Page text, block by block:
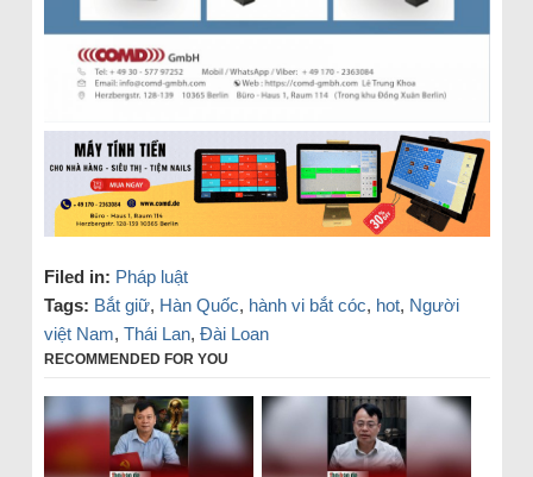
Filed in: Pháp luật
Tags: Bắt giữ, Hàn Quốc, hành vi bắt cóc, hot, Người
việt Nam, Thái Lan, Đài Loan
RECOMMENDED FOR YOU